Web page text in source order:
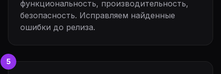
функциональность, производительность,
безопасность. Исправляем найденные
ошибки до релиза.
5